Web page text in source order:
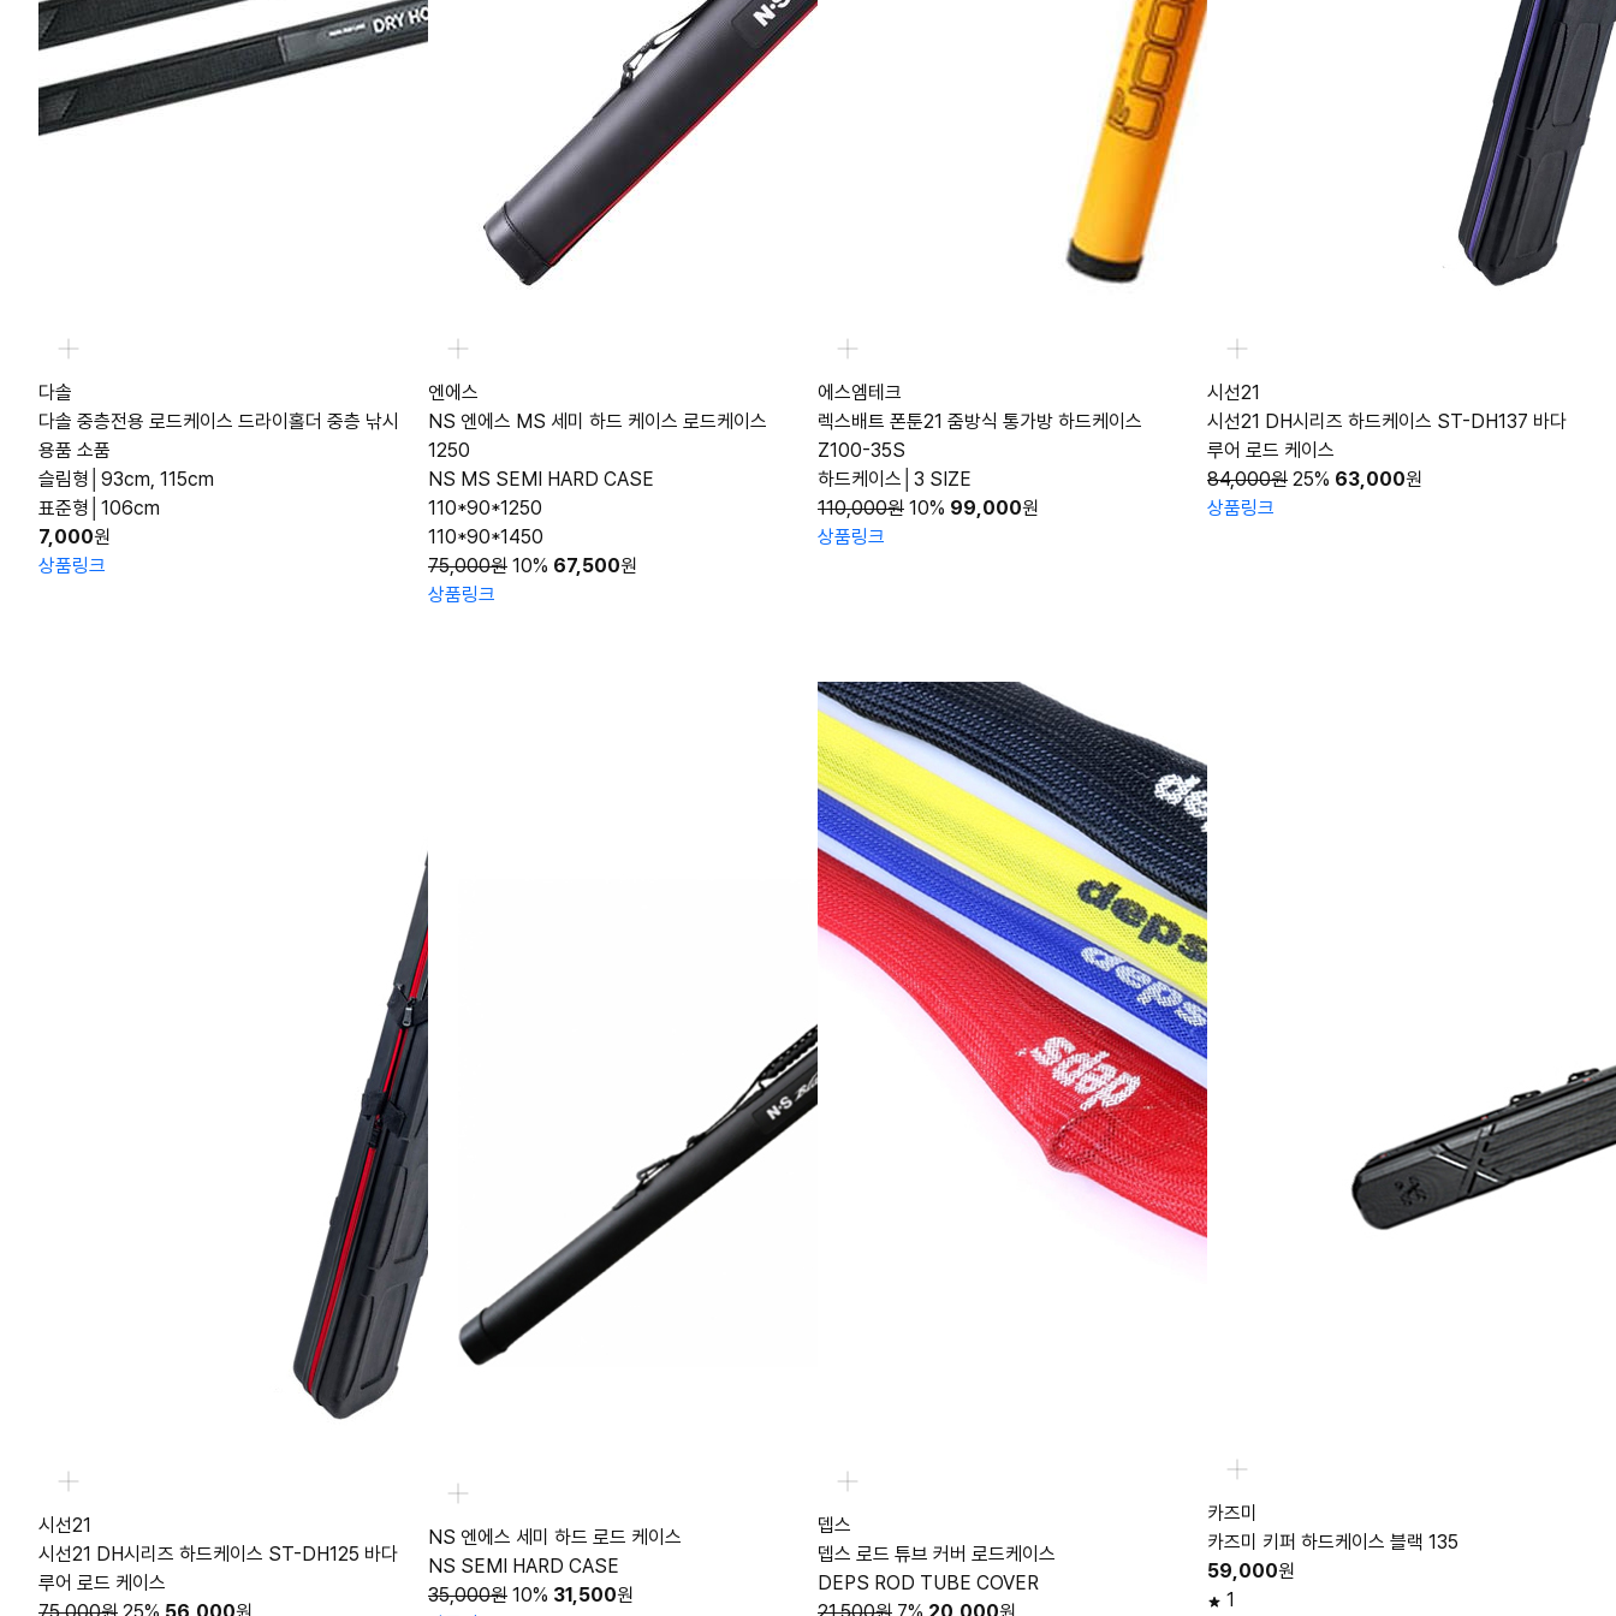
다솔
다솔 중층전용 로드케이스 드라이홀더 중층 낚시
용품 소품
슬림형│93cm, 115cm
표준형│106cm
7,000원
상품링크
엔에스
NS 엔에스 MS 세미 하드 케이스 로드케이스
1250
NS MS SEMI HARD CASE
110*90*1250
110*90*1450
75,000원 10% 67,500원
상품링크
에스엠테크
렉스배트 폰툰21 줌방식 통가방 하드케이스
Z100-35S
하드케이스│3 SIZE
110,000원 10% 99,000원
상품링크
시선21
시선21 DH시리즈 하드케이스 ST-DH137 바다
루어 로드 케이스
84,000원 25% 63,000원
상품링크
시선21
시선21 DH시리즈 하드케이스 ST-DH125 바다
루어 로드 케이스
NS 엔에스 세미 하드 로드 케이스
NS SEMI HARD CASE
35,000원 10% 31,500원
뎁스
뎁스 로드 튜브 커버 로드케이스
DEPS ROD TUBE COVER
카즈미
카즈미 키퍼 하드케이스 블랙 135
59,000원
1